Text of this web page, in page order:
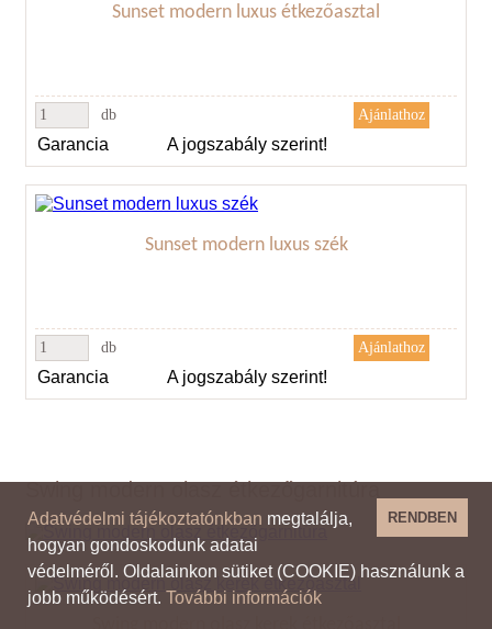
Sunset modern luxus étkezőasztal
db
Garancia A jogszabály szerint!
Sunset modern luxus szék
db
Garancia A jogszabály szerint!
Swing modern olasz étkezőgarnitúra
RENDBEN
Adatvédelmi tájékoztatónkban megtalálja,
hogyan gondoskodunk adatai
védelméről. Oldalainkon sütiket (COOKIE) használunk a
jobb működésért. További információk